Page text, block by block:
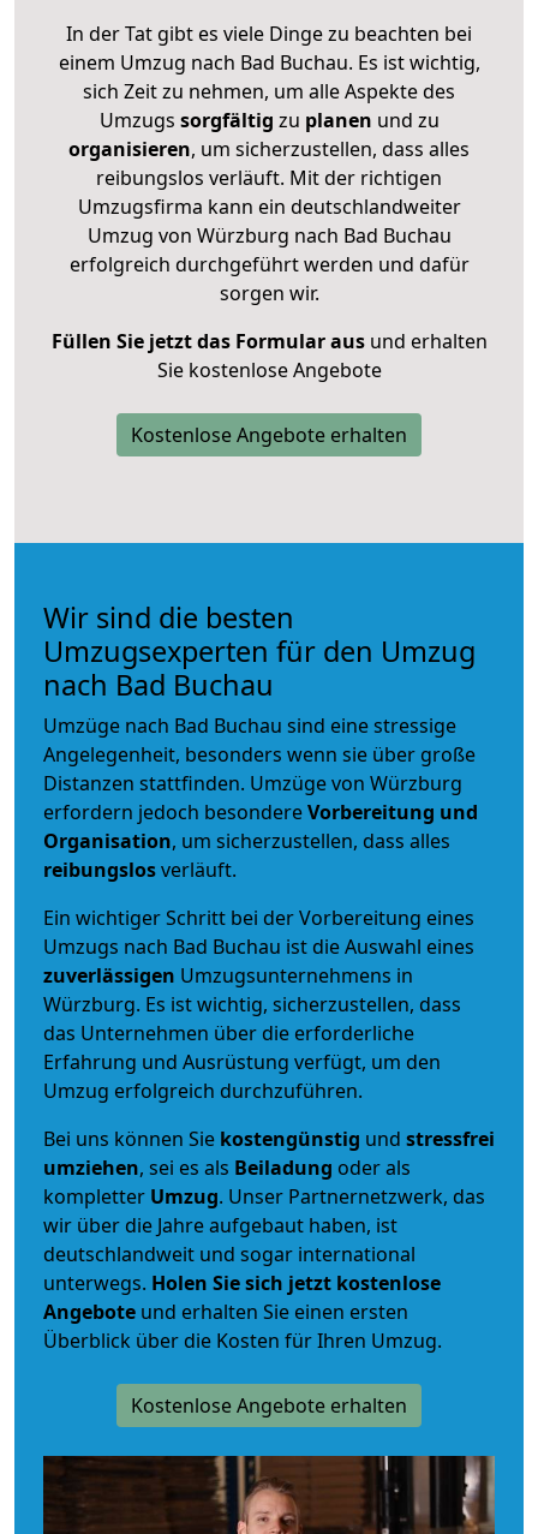
In der Tat gibt es viele Dinge zu beachten bei
einem Umzug nach Bad Buchau. Es ist wichtig,
sich Zeit zu nehmen, um alle Aspekte des
Umzugs sorgfältig zu planen und zu
organisieren, um sicherzustellen, dass alles
reibungslos verläuft. Mit der richtigen
Umzugsfirma kann ein deutschlandweiter
Umzug von Würzburg nach Bad Buchau
erfolgreich durchgeführt werden und dafür
sorgen wir.
Füllen Sie jetzt das Formular ausund erhalten
Sie kostenlose Angebote
Kostenlose Angebote erhalten
Wir sind die besten
Umzugsexperten für den Umzug
nach Bad Buchau
Umzüge nach Bad Buchau sind eine stressige
Angelegenheit, besonders wenn sie über große
Distanzen stattfinden. Umzüge von Würzburg
erfordern jedoch besondereVorbereitung und
Organisation, um sicherzustellen, dass alles
reibungslosverläuft.
Ein wichtiger Schritt bei der Vorbereitung eines
Umzugs nach Bad Buchau ist die Auswahl eines
zuverlässigen Umzugsunternehmens in
Würzburg. Es ist wichtig, sicherzustellen, dass
das Unternehmen über die erforderliche
Erfahrung und Ausrüstung verfügt, um den
Umzug erfolgreich durchzuführen.
Bei uns können Sie kostengünstig und stressfrei
umziehen, sei es als Beiladung oder als
kompletter Umzug. Unser Partnernetzwerk, das
wir über die Jahre aufgebaut haben, ist
deutschlandweit und sogar international
unterwegs. Holen Sie sich jetzt kostenlose
Angebote und erhalten Sie einen ersten
Überblick über die Kosten für Ihren Umzug.
Kostenlose Angebote erhalten